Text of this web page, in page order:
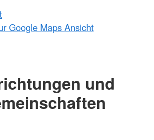
Google Maps Ansicht
und